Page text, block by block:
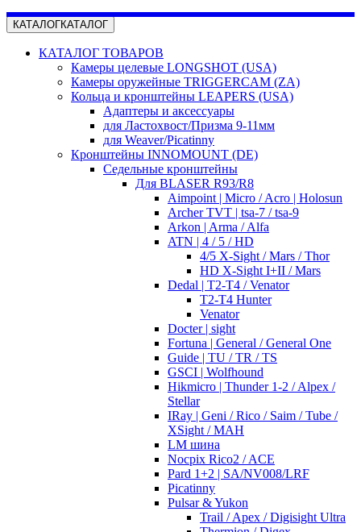
КАТАЛОГКАТАЛОГ
КАТАЛОГ ТОВАРОВ
Камеры целевые LONGSHOT (USA)
Камеры оружейные TRIGGERCAM (ZA)
Кольца и кронштейны LEAPERS (USA)
Адаптеры и аксессуары
для Ластохвост/Призма 9-11мм
для Weaver/Picatinny
Кронштейны INNOMOUNT (DE)
Седельные кронштейны
Для BLASER R93/R8
Aimpoint | Micro / Acro | Holosun
Archer TVT | tsa-7 / tsa-9
Arkon | Arma / Alfa
ATN | 4 / 5 / HD
4/5 X-Sight / Mars / Thor
HD X-Sight I+II / Mars
Dedal | T2-T4 / Venator
T2-T4 Hunter
Venator
Docter | sight
Fortuna | General / General One
Guide | TU / TR / TS
GSCI | Wolfhound
Hikmicro | Thunder 1-2 / Alpex /
Stellar
IRay | Geni / Rico / Saim / Tube /
XSight / MAH
LM шина
Nocpix Rico2 / ACE
Pard 1+2 | SA/NV008/LRF
Picatinny
Pulsar & Yukon
Trail / Apex / Digisight Ultra